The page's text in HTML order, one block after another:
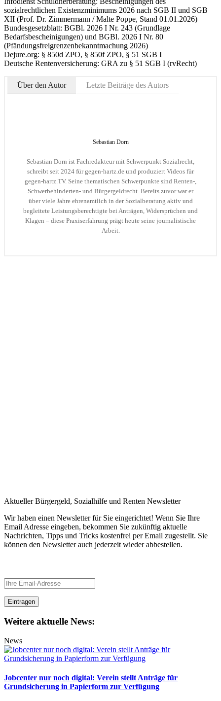
sozialrechtlichen Existenzminimums 2026 nach SGB II und SGB
XII (Prof. Dr. Zimmermann / Malte Poppe, Stand 01.01.2026)
Bundesgesetzblatt: BGBl. 2026 I Nr. 243 (Grundlage
Bedarfsbescheinigungen) und BGBl. 2026 I Nr. 80
(Pfändungsfreigrenzenbekanntmachung 2026)
Dejure.org: § 850d ZPO, § 850f ZPO, § 51 SGB I
Deutsche Rentenversicherung: GRA zu § 51 SGB I (rvRecht)
Über den Autor Letzte Beiträge des Autors
Sebastian Dorn
Sebastian Dorn ist Fachredakteur mit Schwerpunkt Sozialrecht,
schreibt seit 2024 für gegen-hartz.de und produziert Videos für
gegen-hartz.TV. Seine thematischen Schwerpunkte sind Renten-,
Schwerbehinderten- und Bürgergeldrecht. Bereits zuvor war er
über viele Jahre ehrenamtlich in der Sozialberatung aktiv und
begleitete Leistungsberechtigte bei Anträgen, Widersprüchen und
Klagen – diese Praxiserfahrung prägt heute seine journalistische
Arbeit.
Aktueller Bürgergeld, Sozialhilfe und Renten Newsletter
Wir haben einen Newsletter für Sie eingerichtet! Wenn Sie Ihre
Email Adresse eingeben, bekommen Sie zukünftig aktuelle
Nachrichten, Tipps und Tricks kostenfrei per Email zugestellt. Sie
können den Newsletter auch jederzeit wieder abbestellen.
Weitere aktuelle News:
News
Jobcenter nur noch digital: Verein stellt Anträge für
Grundsicherung in Papierform zur Verfügung